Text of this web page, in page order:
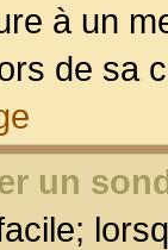
à un
de sa
un